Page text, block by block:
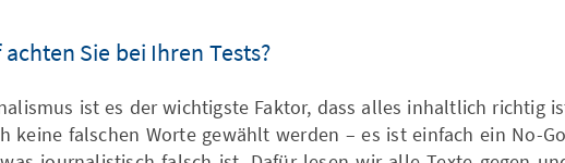
Sie bei Ihren Tests?
ist es der wichtigste Faktor, dass alles inhaltlich richtig
keine falschen Worte gewählt werden – es ist einfach ein No-